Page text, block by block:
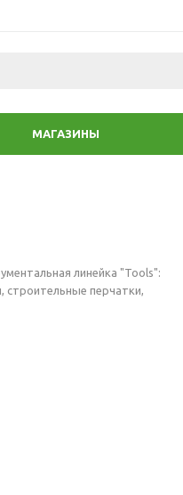
МАГАЗИНЫ
линейка "Tools":
строительные перчатки,